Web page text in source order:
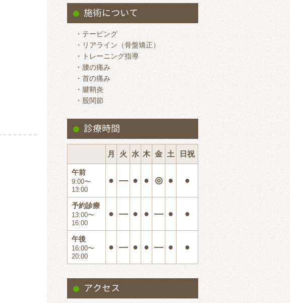
2024.12
2024.11
2024.10
2024.9
2024.8
2024.7
2024.6
2024.5
2024.2
2024.1
2023.12
2023.11
2023.10
2023.9
2023.8
2023.7
2023.6
施術について
・テーピング
・リアライン（骨盤矯正）
・トレーニング指導
・腰の痛み
・首の痛み
・腱鞘炎
・股関節
診療時間
月 火 水 木 金 土 日祝
午前
9:00〜
13:00
● ― ● ● ◎ ● ●
予約診療
13:00〜
16:00
● ― ● ● ― ● ●
午後
16:00〜
20:00
● ― ● ● ― ● ●
アクセス